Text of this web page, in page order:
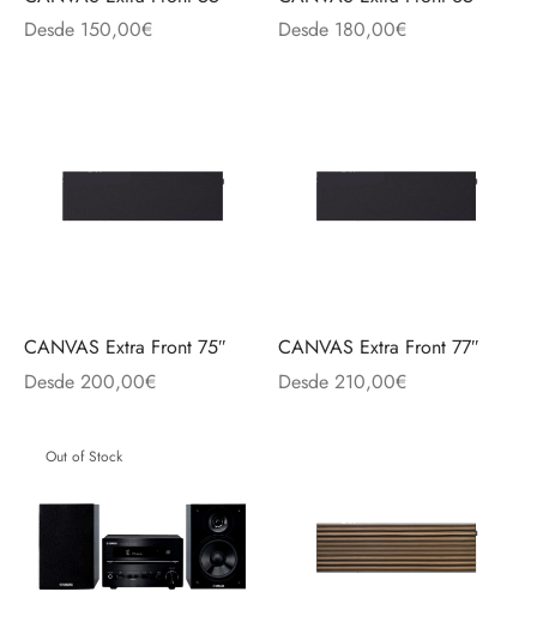
Desde 150,00€
Desde 180,00€
CANVAS Extra Front 75″
Desde 200,00€
CANVAS Extra Front 77″
Desde 210,00€
Out of Stock
en Informática